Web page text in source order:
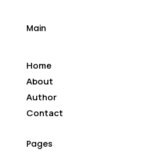
Main
Home
About
Author
Contact
Pages